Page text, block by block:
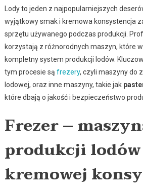
Lody to jeden z najpopularniejszych
wyjątkowy smak i kremowa konsystencja
sprzętu używanego podczas produkcji.
korzystają z różnorodnych maszyn, które
kompletny system produkcji lodów.
tym procesie są frezery, czyli maszyny do
lodowej, oraz inne maszyny, takie jak
które dbają o jakość i bezpieczeństwo
Frezer –
produkcji
kremowej